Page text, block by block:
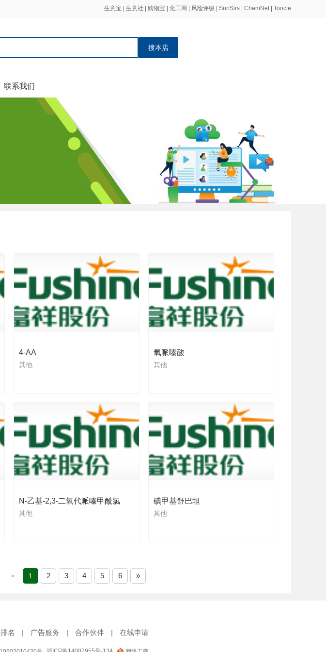
生意宝 生意社 购物宝 化工网 风险评级 SunSirs ChemNet| Toocle
搜本店
联系我们
4-AA
其他
氧哌嗪酸
其他
N-乙基-2,3-二氧代哌嗪甲酰氯
其他
碘甲基舒巴坦
其他
« 1 2 3 4 5 6 »
名 | 广告服务 | 合作伙伴 | 在线申请